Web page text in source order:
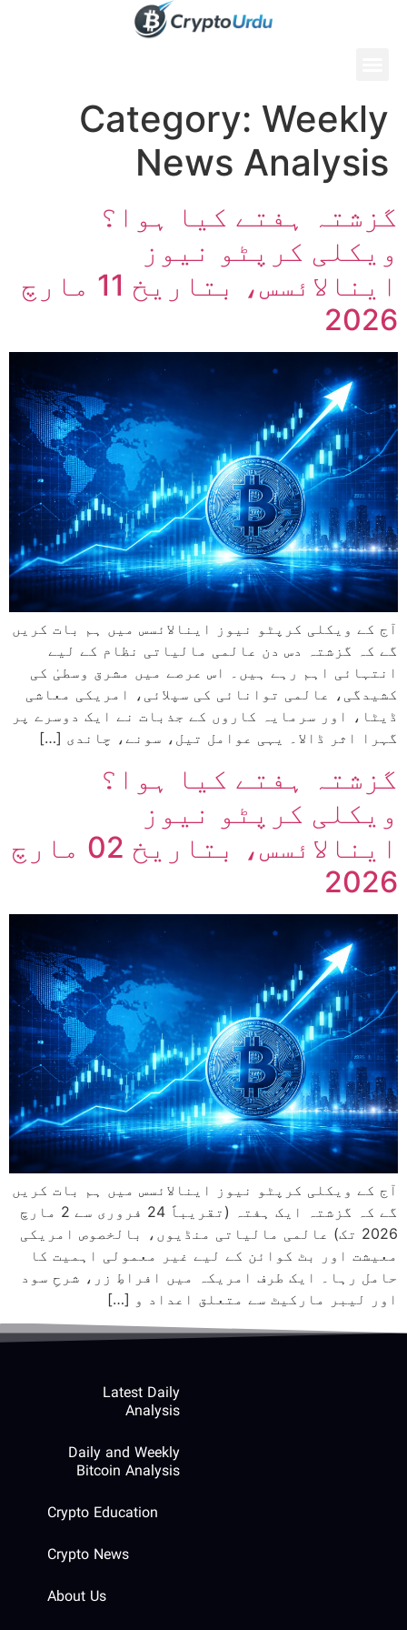
Category: Weekly
News Analysis
گزشتہ ہفتے کیا ہوا؟
ویکلی کرپٹو نیوز
اینالائسس، بتاریخ 11 مارچ
2026
آج کے ویکلی کرپٹو نیوز اینالائسس میں ہم بات کریں
گے کہ گزشتہ دس دن عالمی مالیاتی نظام کے لیے
انتہائی اہم رہے ہیں۔ اس عرصے میں مشرق وسطیٰ کی
کشیدگی، عالمی توانائی کی سپلائی، امریکی معاشی
ڈیٹا، اور سرمایہ کاروں کے جذبات نے ایک دوسرے پر
گہرا اثر ڈالا۔ یہی عوامل تیل، سونے، چاندی […]
گزشتہ ہفتے کیا ہوا؟
ویکلی کرپٹو نیوز
اینالائسس، بتاریخ 02 مارچ
2026
آج کے ویکلی کرپٹو نیوز اینالائسس میں ہم بات کریں
گے کہ گزشتہ ایک ہفتہ (تقریباً 24 فروری سے 2 مارچ
2026 تک) عالمی مالیاتی منڈیوں، بالخصوص امریکی
معیشت اور بٹ کوائن کے لیے غیر معمولی اہمیت کا
حامل رہا۔ ایک طرف امریکہ میں افراطِ زر، شرحِ سود
اور لیبر مارکیٹ سے متعلق اعداد و […]
Latest Daily
Analysis
Daily and Weekly
Bitcoin Analysis
Crypto Education
Crypto News
About Us